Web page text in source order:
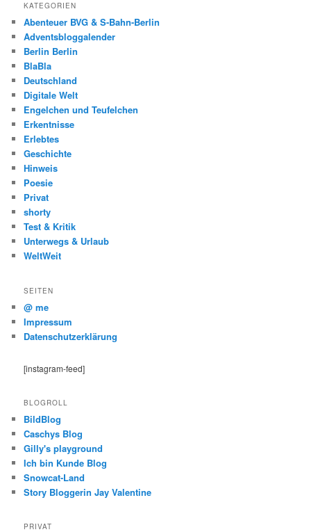
KATEGORIEN
Abenteuer BVG & S-Bahn-Berlin
Adventsbloggalender
Berlin Berlin
BlaBla
Deutschland
Digitale Welt
Engelchen und Teufelchen
Erkentnisse
Erlebtes
Geschichte
Hinweis
Poesie
Privat
shorty
Test & Kritik
Unterwegs & Urlaub
WeltWeit
SEITEN
@ me
Impressum
Datenschutzerklärung
[instagram-feed]
BLOGROLL
BildBlog
Caschys Blog
Gilly's playground
Ich bin Kunde Blog
Snowcat-Land
Story Bloggerin Jay Valentine
PRIVAT